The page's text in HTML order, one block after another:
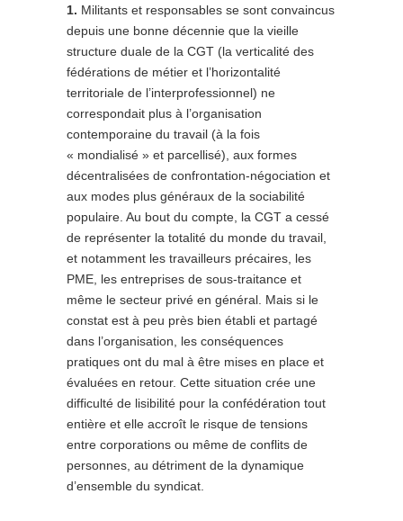
1. Militants et responsables se sont convaincus
depuis une bonne décennie que la vieille
structure duale de la CGT (la verticalité des
fédérations de métier et l’horizontalité
territoriale de l’interprofessionnel) ne
correspondait plus à l’organisation
contemporaine du travail (à la fois
« mondialisé » et parcellisé), aux formes
décentralisées de confrontation-négociation et
aux modes plus généraux de la sociabilité
populaire. Au bout du compte, la CGT a cessé
de représenter la totalité du monde du travail,
et notamment les travailleurs précaires, les
PME, les entreprises de sous-traitance et
même le secteur privé en général. Mais si le
constat est à peu près bien établi et partagé
dans l’organisation, les conséquences
pratiques ont du mal à être mises en place et
évaluées en retour. Cette situation crée une
difficulté de lisibilité pour la confédération tout
entière et elle accroît le risque de tensions
entre corporations ou même de conflits de
personnes, au détriment de la dynamique
d’ensemble du syndicat.